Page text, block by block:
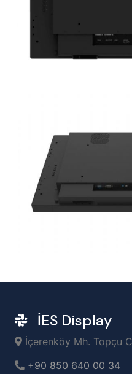
İES Display
İçerenköy Mh. Topçu
+90 850 640 00 34